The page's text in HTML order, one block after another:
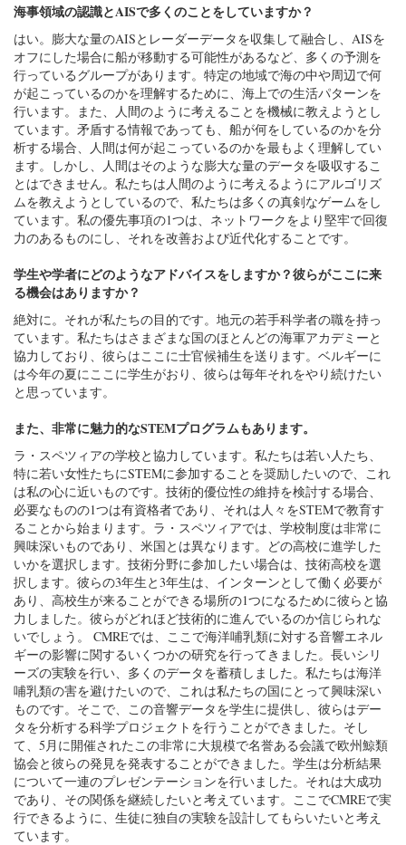
海事領域の認識とAISで多くのことをしていますか？
はい。膨大な量のAISとレーダーデータを収集して融合し、AISを
オフにした場合に船が移動する可能性があるなど、多くの予測を
行っているグループがあります。特定の地域で海の中や周辺で何
が起こっているのかを理解するために、海上での生活パターンを
行います。また、人間のように考えることを機械に教えようとし
ています。矛盾する情報であっても、船が何をしているのかを分
析する場合、人間は何が起こっているのかを最もよく理解してい
ます。しかし、人間はそのような膨大な量のデータを吸収するこ
とはできません。私たちは人間のように考えるようにアルゴリズ
ムを教えようとしているので、私たちは多くの真剣なゲームをし
ています。私の優先事項の1つは、ネットワークをより堅牢で回復
力のあるものにし、それを改善および近代化することです。
学生や学者にどのようなアドバイスをしますか？彼らがここに来
る機会はありますか？
絶対に。それが私たちの目的です。地元の若手科学者の職を持っ
ています。私たちはさまざまな国のほとんどの海軍アカデミーと
協力しており、彼らはここに士官候補生を送ります。ベルギーに
は今年の夏にここに学生がおり、彼らは毎年それをやり続けたい
と思っています。
また、非常に魅力的なSTEMプログラムもあります。
ラ・スペツィアの学校と協力しています。私たちは若い人たち、
特に若い女性たちにSTEMに参加することを奨励したいので、これ
は私の心に近いものです。技術的優位性の維持を検討する場合、
必要なものの1つは有資格者であり、それは人々をSTEMで教育す
ることから始まります。ラ・スペツィアでは、学校制度は非常に
興味深いものであり、米国とは異なります。どの高校に進学した
いかを選択します。技術分野に参加したい場合は、技術高校を選
択します。彼らの3年生と3年生は、インターンとして働く必要が
あり、高校生が来ることができる場所の1つになるために彼らと協
力しました。彼らがどれほど技術的に進んでいるのか信じられな
いでしょう。 CMREでは、ここで海洋哺乳類に対する音響エネル
ギーの影響に関するいくつかの研究を行ってきました。長いシリ
ーズの実験を行い、多くのデータを蓄積しました。私たちは海洋
哺乳類の害を避けたいので、これは私たちの国にとって興味深い
ものです。そこで、この音響データを学生に提供し、彼らはデー
タを分析する科学プロジェクトを行うことができました。そし
て、5月に開催されたこの非常に大規模で名誉ある会議で欧州鯨類
協会と彼らの発見を発表することができました。学生は分析結果
について一連のプレゼンテーションを行いました。それは大成功
であり、その関係を継続したいと考えています。ここでCMREで実
行できるように、生徒に独自の実験を設計してもらいたいと考え
ています。